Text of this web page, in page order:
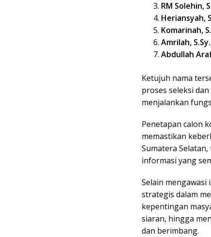
RM Solehin,
Heriansyah,
Komarinah,
Amrilah,
Abdullah
Ketujuh nama
proses seleksi
menjalankan
Penetapan calon
memastikan
Sumatera
informasi yang
Selain mengawasi
strategis dalam
kepentingan
siaran, hingga
dan berimbang.